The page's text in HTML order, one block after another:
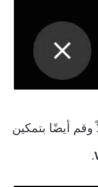
وقم أيضًا بتمكين
.